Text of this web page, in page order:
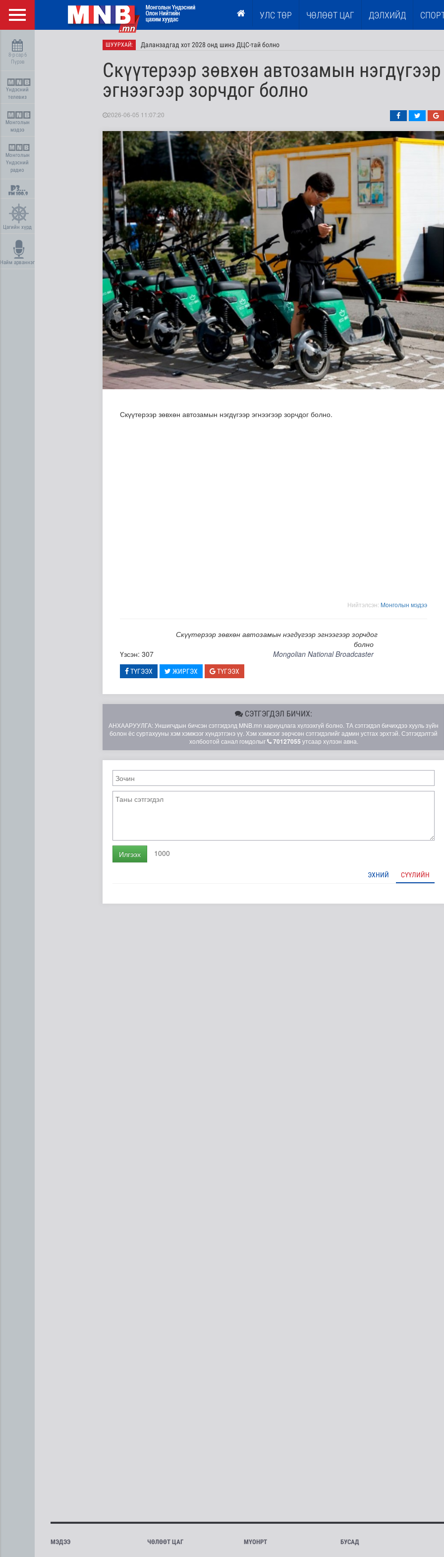
УЛС ТӨР ЧӨЛӨӨТ ЦАГ ДЭЛХИЙД
8-р сар 6
Пүрэв
Үндэсний
телевиз
Монголын
мэдээ
Монголын
Үндэсний
радио
Цагийн хүрд
Найм арваннэг
ШУУРХАЙ: Даланзадгад хот 2028 онд шинэ ДЦС-тай болно
Дундговь аймагт Нарны цахилгаан станц барих ажил үргэлжилж байна
Н.Номтойбаяр: Аймгуудад тулгамдаж буй асуудлуудыг 7 хоног бүр Засгийн газрын х..
Скүүтерээр зөвхөн автозамын нэгдүгээр
эгнээгээр зорчдог болно
2026-06-05 11:07:20
Скүүтерээр зөвхөн автозамын нэгдүгээр эгнээгээр зорчдог болно.
Нийтэлсэн: Moнголын мэдээ
Скүүтерээр зөвхөн автозамын нэгдүгээр эгнээгээр зорчдог
болно
Үзсэн: 307
Mongolian National Broadcaster
ТҮГЭЭХ ЖИРГЭХ ТҮГЭЭХ
СЭТГЭГДЭЛ БИЧИХ:
АНХААРУУЛГА: Уншигчдын бичсэн сэтгэгдэлд MNB.mn хариуцлага хүлээхгүй болно. ТА сэтгэгдэл бичихдээ хууль зүйн
болон ёс суртахууны хэм хэмжээг хүндэтгэнэ үү. Хэм хэмжээг зөрчсөн сэтгэгдэлийг админ устгах эрхтэй. Сэтгэгдэлтэй
холбоотой санал гомдолыг
70127055 утсаар хүлээн авна.
Илгээх 1000
ЭХНИЙ СҮҮЛИЙН
МЭДЭЭ ЧӨЛӨӨТ ЦАГ МҮОНРТ БУСАД